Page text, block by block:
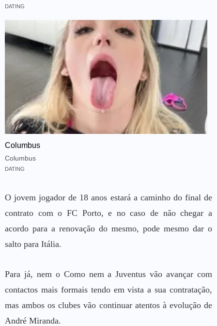
DATING
Columbus
Columbus
DATING
O jovem jogador de 18 anos estará a caminho do final de
contrato com o FC Porto, e no caso de não chegar a
acordo para a renovação do mesmo, pode mesmo dar o
salto para Itália.
Para já, nem o Como nem a Juventus vão avançar com
contactos mais formais tendo em vista a sua contratação,
mas ambos os clubes vão continuar atentos à evolução de
André Miranda.